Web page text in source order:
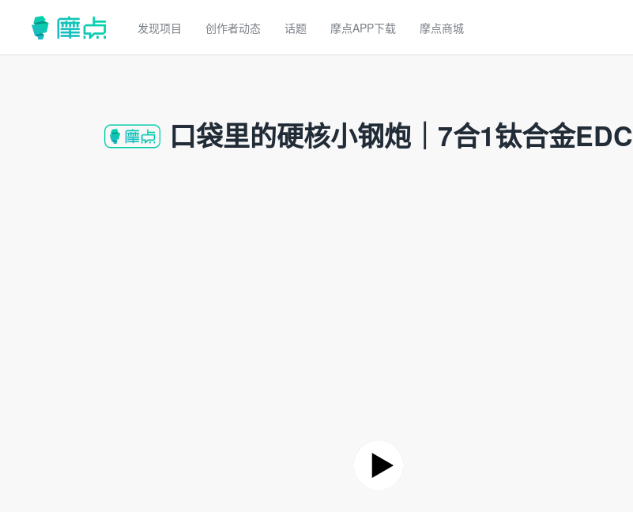
发现项目 创作者动态 话题 摩点APP下载 摩点商城
口袋里的硬核小钢炮｜7合1钛合金EDC